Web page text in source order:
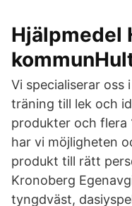
Hjälpmedel
Vi specialiserar oss
träning till lek och
produkter och flera
har vi möjligheten
produkt till rätt
Kronoberg
tyngdväst,